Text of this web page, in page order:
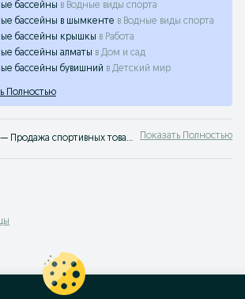
бассейны в Водные виды спорта
бассейны в шымкенте в Водные виды спорта
бассейны крышкы в Работа
бассейны алматы в Дом и сад
бассейны бувишний в Детский мир
Полностью
каркасные бассейны — Продажа спортивных товаров ➤ Купить новые или б/у спортивные товары по лучшим ценам ☝ Выгодная купля/продажа спортивной экипировки на OLX.kz Показать Полностью